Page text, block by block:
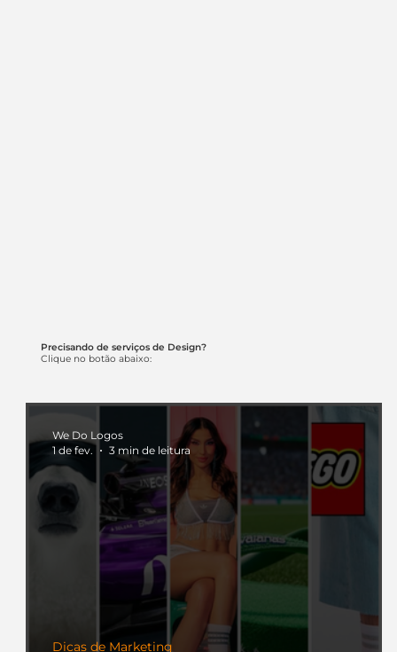
Precisando de serviços de Design?
Clique no botão abaixo:
Dicas de Marketing
We Do Logos
1 de fev.
3 min de leitura